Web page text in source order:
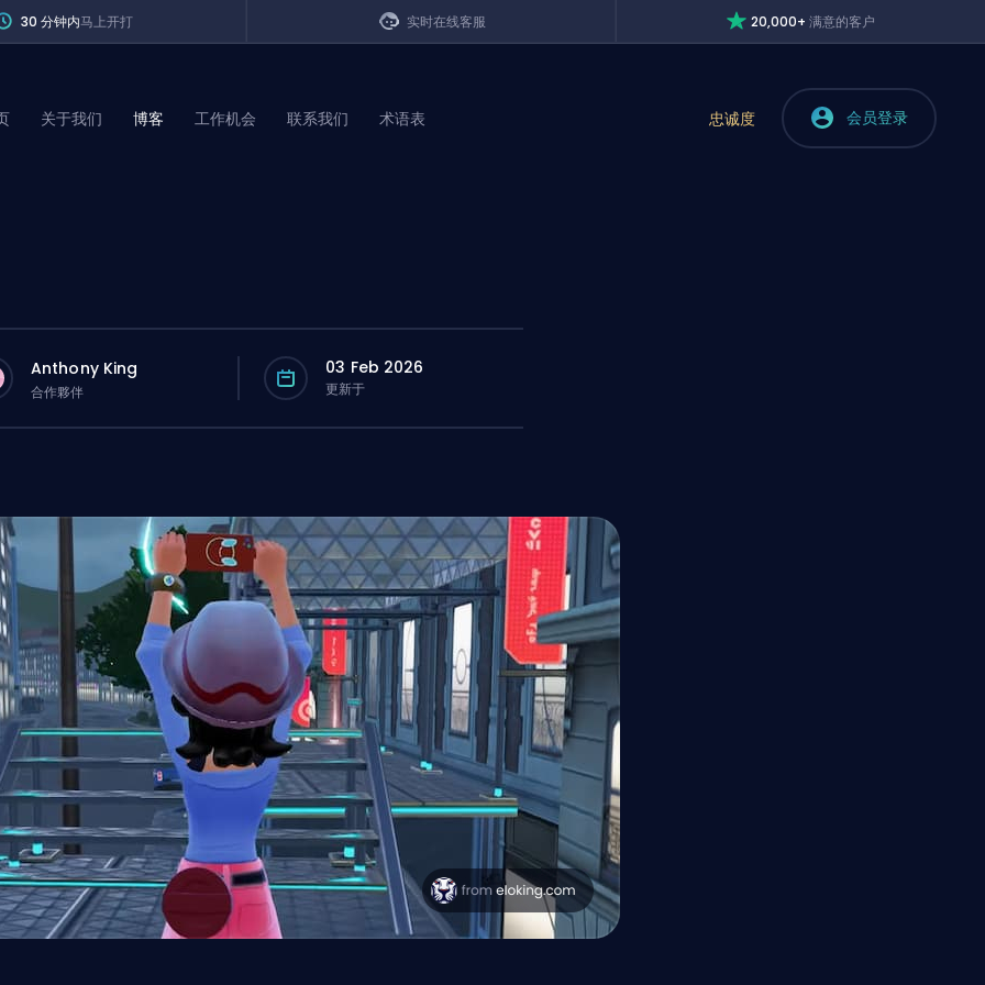
30 分钟内马上开打 实时在线客服 20,000+满意的客户
关于我们 博客 工作机会 联系我们 术语表 忠诚度 会员登录
Anthony King
合作夥伴
03 Feb 2026
更新于